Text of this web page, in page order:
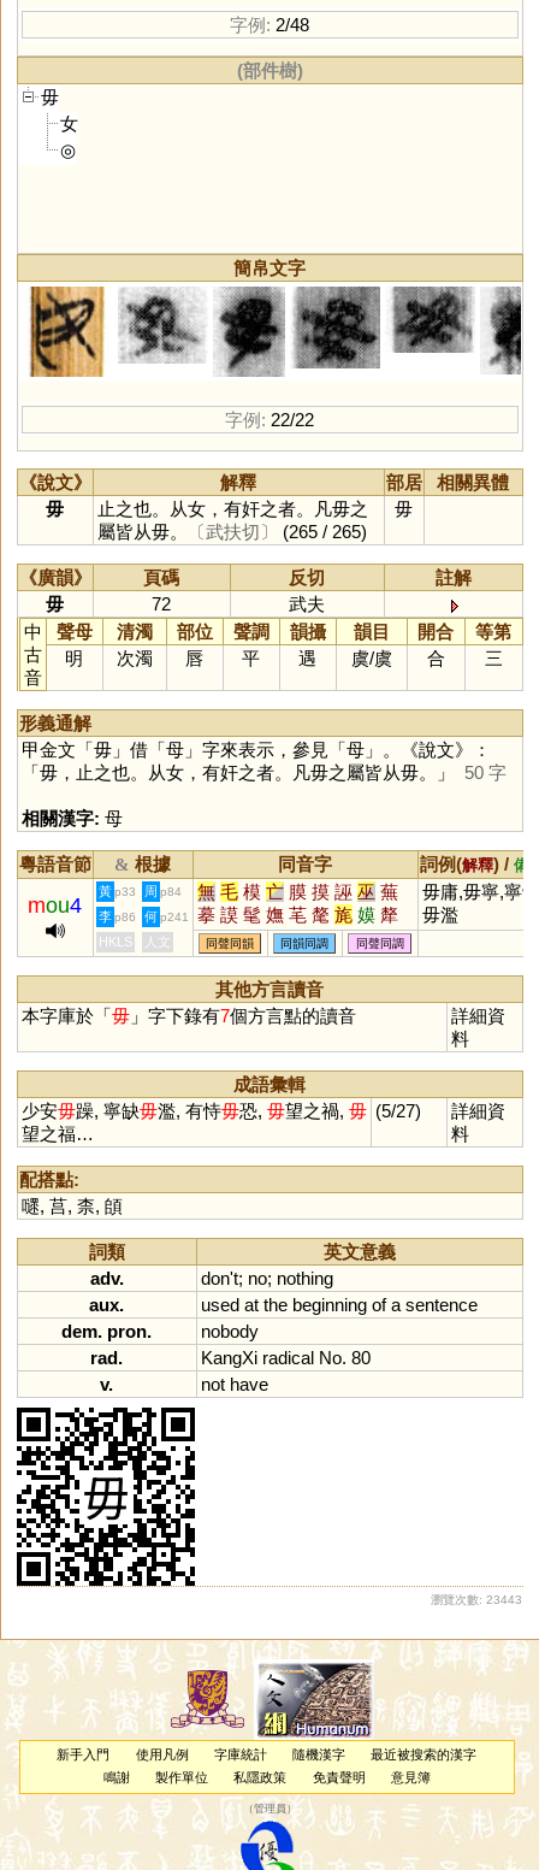
字例: 2/48
(部件樹)
毋
女
◎
簡帛文字
字例: 22/22
《說文》 解釋 部居
相關異體
毋
止之也。从女，有奸之者。凡毋之
屬皆从毋。
〔武扶切〕 (265 / 265)
毋
《廣韻》 頁碼 反切
註解
毋
72
武夫
中
古
音
聲母 清濁 部位 聲調 韻攝 韻目 開合
等第
明
次濁 唇 平 遇 虞/虞 合 三
形義通解
甲金文「毋」借「母」字來表示，參見「母」。《說文》：
「毋，止之也。从女，有奸之者。凡毋之屬皆从毋。」
50 字
相關漢字: 母
粵語音節 & 根據 同音字 詞例(解釋) / 備
mou4
黃 p33 周 p84 無 毛 模 亡 膜 摸 誣 巫 蕪
摹 謨 髦 嫵 芼 氂 旄 嫫 犛
譕 瞴 軞 莁 氁 枆 堥 糢 鷡
橆 酕
毋庸,毋寧,寧缺
毋濫
李 p86 何 p241
HKLS 人文 同聲同韻 同韻同調 同聲同調
其他方言讀音
本字庫於「毋」字下錄有7個方言點的讀音
詳細資
料
成語彙輯
少安毋躁, 寧缺毋濫, 有恃毋恐, 毋望之禍, 毋
望之福…
(5/27)
詳細資
料
配搭點:
嚃, 莒, 柰, 頧
詞類
英文意義
adv.
don't; no; nothing
aux.
used at the beginning of a sentence
dem. pron.
nobody
rad.
KangXi radical No. 80
v.
not have
瀏覽次數: 23443
新手入門 使用凡例 字庫統計 隨機漢字
最近被搜索的漢字
鳴謝
製作單位 私隱政策 免責聲明 意見簿
（管理員 ）